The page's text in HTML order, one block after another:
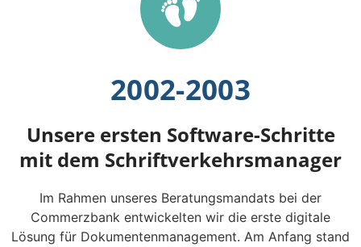
2002-2003
Unsere ersten Software-Schritte
mit dem Schriftverkehrsmanager
Im Rahmen unseres Beratungsmandats bei der
Commerzbank entwickelten wir die erste digitale
Lösung für Dokumentenmanagement. Am Anfang stand